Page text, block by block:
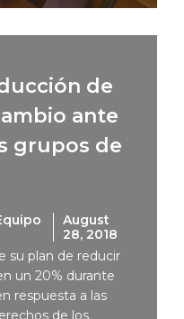
de
ante
grupos de
August
28, 2018
su plan de reducir
un 20% durante
respuesta a las
de los